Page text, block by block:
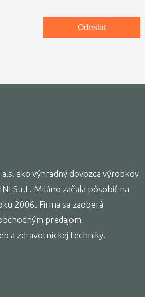
ako výhradný dovozca výrobkov
S.r.L. Miláno začala pôsobiť na
2006. Firma sa zaoberá
predajom
a zdravotníckej techniky.